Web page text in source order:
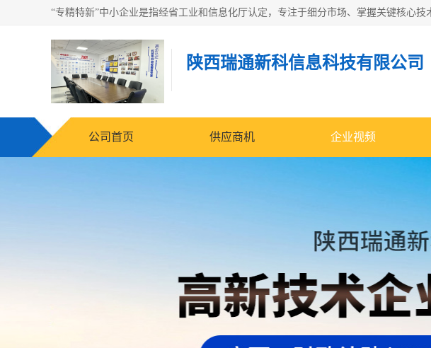
陕西瑞通新科信息科技有限公司
公司首页 供应商机 企业视频